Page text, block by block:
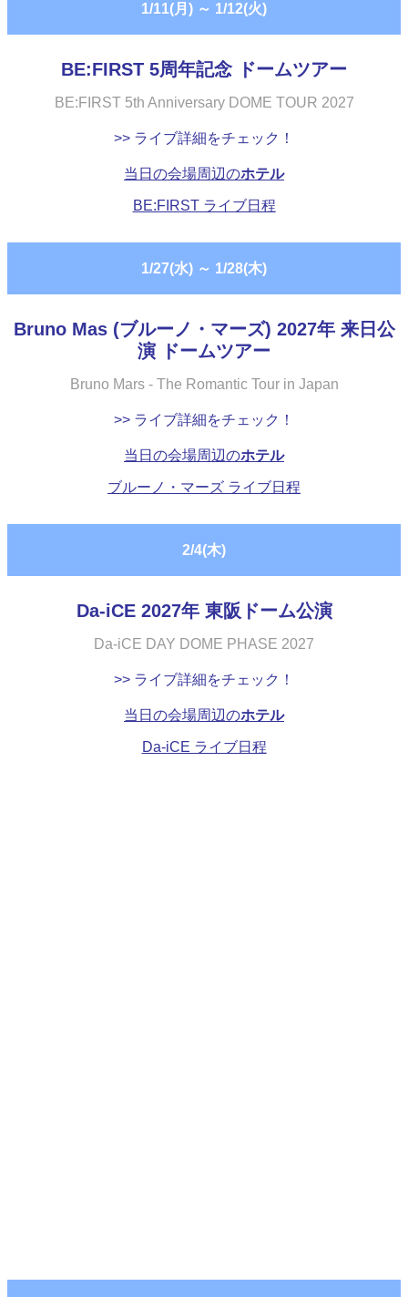
1/11(月) ～ 1/12(火)
BE:FIRST 5周年記念 ドームツアー
BE:FIRST 5th Anniversary DOME TOUR 2027
>> ライブ詳細をチェック！
当日の会場周辺のホテル
BE:FIRST ライブ日程
1/27(水) ～ 1/28(木)
Bruno Mas (ブルーノ・マーズ) 2027年 来日公
演 ドームツアー
Bruno Mars - The Romantic Tour in Japan
>> ライブ詳細をチェック！
当日の会場周辺のホテル
ブルーノ・マーズ ライブ日程
2/4(木)
Da-iCE 2027年 東阪ドーム公演
Da-iCE DAY DOME PHASE 2027
>> ライブ詳細をチェック！
当日の会場周辺のホテル
Da-iCE ライブ日程